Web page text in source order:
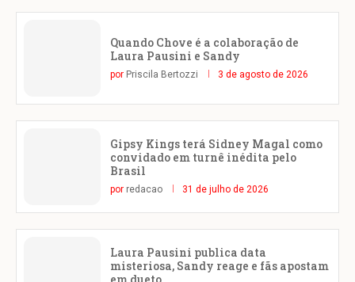
Quando Chove é a colaboração de
Laura Pausini e Sandy
por Priscila Bertozzi 3 de agosto de 2026
Gipsy Kings terá Sidney Magal como
convidado em turnê inédita pelo
Brasil
por redacao 31 de julho de 2026
Laura Pausini publica data
misteriosa, Sandy reage e fãs apostam